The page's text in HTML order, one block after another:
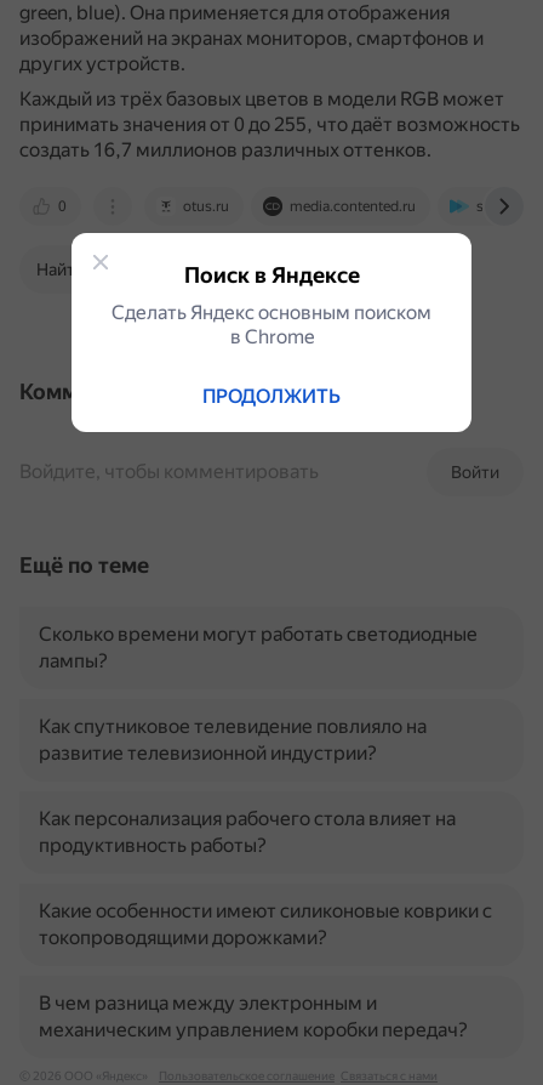
green, blue). Она применяется для отображения
изображений на экранах мониторов, смартфонов и
других устройств.
Каждый из трёх базовых цветов в модели RGB может
принимать значения от 0 до 255, что даёт возможность
создать 16,7 миллионов различных оттенков.
0 otus.ru media.contented.ru skyeng.ru
Найти в Поиске
Комментарии
Войти
Войдите, чтобы комментировать
Ещё по теме
Сколько времени могут работать светодиодные
лампы?
Как спутниковое телевидение повлияло на
развитие телевизионной индустрии?
Как персонализация рабочего стола влияет на
продуктивность работы?
Какие особенности имеют силиконовые коврики с
токопроводящими дорожками?
В чем разница между электронным и
механическим управлением коробки передач?
© 2026 ООО «Яндекс» Пользовательское соглашение Связаться с нами
Поиск в Яндексе
Сделать Яндекс основным поиском
в Сhrome
ПРОДОЛЖИТЬ